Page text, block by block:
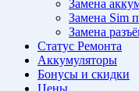
Замена
Замена Sim
Замена
Статус Ремонта
Аккумуляторы
Бонусы и скидки